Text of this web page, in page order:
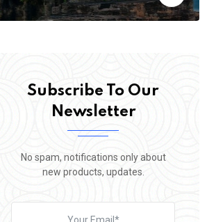
Biology
Subscribe To Our
Newsletter
No spam, notifications only about
new products, updates.